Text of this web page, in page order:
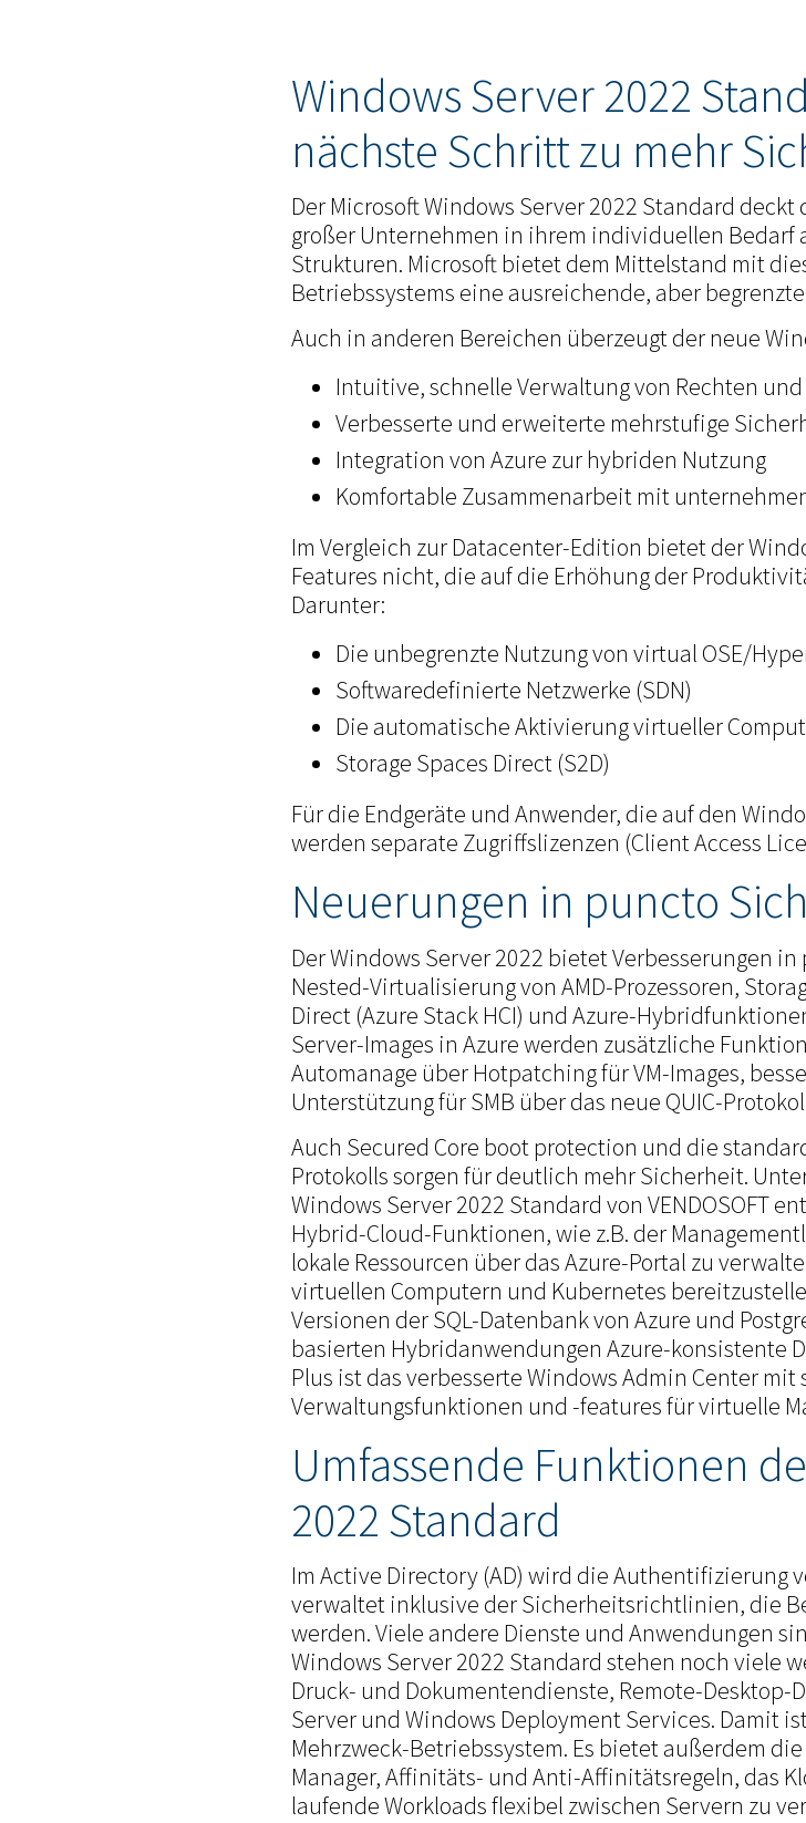
Windows Server 2022
nächste Schritt zu mehr
Der Microsoft Windows Server 2022 Standard
großer Unternehmen in ihrem individuellen Bedarf
Strukturen. Microsoft bietet dem Mittelstand mit
Betriebssystems eine ausreichende, aber
Auch in anderen Bereichen überzeugt der neue
Intuitive, schnelle Verwaltung von Rechten und
Verbesserte und erweiterte mehrstufige
Integration von Azure zur hybriden Nutzung
Komfortable Zusammenarbeit mit
Im Vergleich zur Datacenter-Edition bietet der
Features nicht, die auf die Erhöhung der
Darunter:
Die unbegrenzte Nutzung von virtual OSE/
Softwaredefinierte Netzwerke (SDN)
Die automatische Aktivierung virtueller
Storage Spaces Direct (S2D)
Für die Endgeräte und Anwender, die auf den
werden separate Zugriffslizenzen (Client Access
Neuerungen in puncto
Der Windows Server 2022 bietet Verbesserungen
Nested-Virtualisierung von AMD-Prozessoren,
Direct (Azure Stack HCI) und Azure-
Server-Images in Azure werden zusätzliche
Automanage über Hotpatching für VM-Images,
Unterstützung für SMB über das neue QUIC-
Auch Secured Core boot protection und die
Protokolls sorgen für deutlich mehr Sicherheit.
Windows Server 2022 Standard von VENDOSOFT
Hybrid-Cloud-Funktionen, wie z.B. der
lokale Ressourcen über das Azure-Portal zu
virtuellen Computern und Kubernetes
Versionen der SQL-Datenbank von Azure und
basierten Hybridanwendungen Azure-konsistente
Plus ist das verbesserte Windows Admin Center
Verwaltungsfunktionen und -features für virtuelle
Umfassende Funktionen
2022 Standard
Im Active Directory (AD) wird die Authentifizierung
verwaltet inklusive der Sicherheitsrichtlinien, die
werden. Viele andere Dienste und Anwendungen
Windows Server 2022 Standard stehen noch viele
Druck- und Dokumentendienste, Remote-Desktop-
Server und Windows Deployment Services. Damit
Mehrzweck-Betriebssystem. Es bietet außerdem
Manager, Affinitäts- und Anti-Affinitätsregeln, das
laufende Workloads flexibel zwischen Servern zu